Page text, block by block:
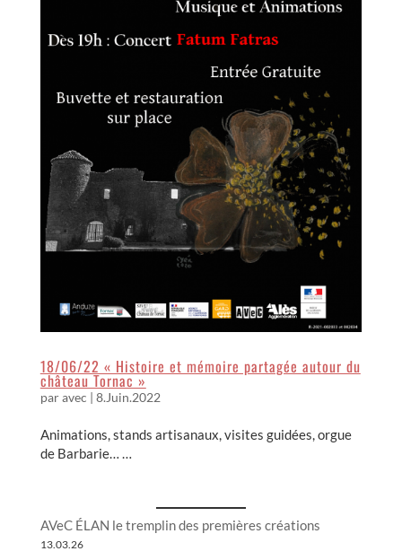
18/06/22 « Histoire et mémoire partagée autour du
château Tornac »
paravec | 8.Juin.2022
Animations, stands artisanaux, visites guidées, orgue
de Barbarie… …
AVeC ÉLAN le tremplin des premières créations
13.03.26